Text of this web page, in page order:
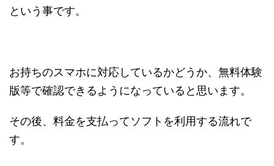
という事です。
お持ちのスマホに対応しているかどうか、無料体験
版等で確認できるようになっていると思います。
その後、料金を支払ってソフトを利用する流れで
す。